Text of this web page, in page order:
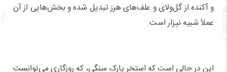
و آکنده از گل‌ولای و علف‌های هرز تبدیل شده و بخش‌هایی از آن
عملاً شبیه نیزار است.
این در حالی است که استخر پارک سنگی، که روزگاری می‌توانست